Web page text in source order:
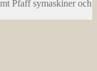
Pfaff symaskiner och